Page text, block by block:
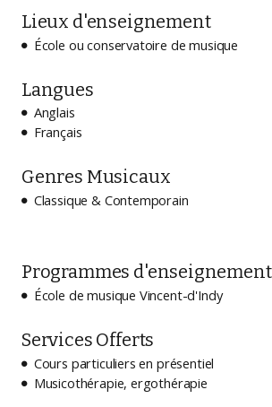
Lieux d'enseignement
 École ou conservatoire de musique
Langues
 Anglais
 Français
Genres Musicaux
 Classique & Contemporain
Programmes d'enseignement
 École de musique Vincent-d'Indy
Services Offerts
 Cours particuliers en présentiel
 Musicothérapie, ergothérapie